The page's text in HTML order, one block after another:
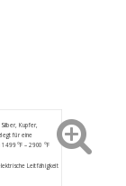
Kupfer,
für eine
°F – 2900 °F
Leitfähigkeit